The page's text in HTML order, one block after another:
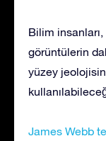
Bilim
görüntülerin
yüzey
James Webb